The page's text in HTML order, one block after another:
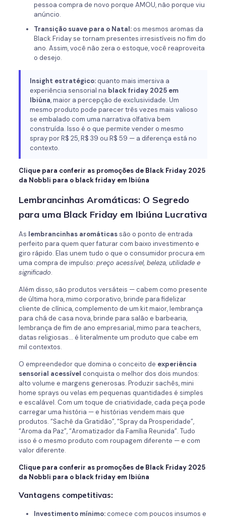
pessoa compra de novo porque AMOU, não porque viu
anúncio.
Transição suave para o Natal:os mesmos aromas da
Black Friday se tornam presentes irresistíveis no fim do
ano. Assim, você não zera o estoque, você reaproveita
o desejo.
Insight estratégico:quanto mais imersiva a
experiência sensorial na black friday 2025 em
Ibiúna, maior a percepção de exclusividade. Um
mesmo produto pode parecer três vezes mais valioso
se embalado com uma narrativa olfativa bem
construída. Isso é o que permite vender o mesmo
spray por R$ 25, R$ 39 ou R$ 59 — a diferença está no
contexto.
Clique para conferir as promoções de Black Friday 2025
da Nobbli para o black friday em Ibiúna
Lembrancinhas Aromáticas: O Segredo
para uma Black Friday em Ibiúna Lucrativa
As lembrancinhas aromáticassão o ponto de entrada
perfeito para quem quer faturar com baixo investimento e
giro rápido. Elas unem tudo o que o consumidor procura em
uma compra de impulso: preço acessível, beleza, utilidade e
significado.
Além disso, são produtos versáteis — cabem como presente
de última hora, mimo corporativo, brinde para fidelizar
cliente de clínica, complemento de um kit maior, lembrança
para chá de casa nova, brinde para salão e barbearia,
lembrança de fim de ano empresarial, mimo para teachers,
datas religiosas… é literalmente um produto que cabe em
mil contextos.
O empreendedor que domina o conceito de experiência
sensorial acessível conquista o melhor dos dois mundos:
alto volume e margens generosas. Produzir sachês, mini
home sprays ou velas em pequenas quantidades é simples
e escalável. Com um toque de criatividade, cada peça pode
carregar uma história — e histórias vendem mais que
produtos. “Sachê da Gratidão”, “Spray da Prosperidade”,
“Aroma da Paz”, “Aromatizador da Família Reunida”. Tudo
isso é o mesmo produto com roupagem diferente — e com
valor diferente.
Clique para conferir as promoções de Black Friday 2025
da Nobbli para o black friday em Ibiúna
Vantagens competitivas:
Investimento mínimo:comece com poucos insumos e